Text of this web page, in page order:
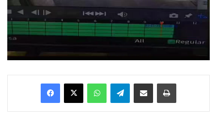
Facebook
X WhatsAppTelegramEnviar vía email Imprimir